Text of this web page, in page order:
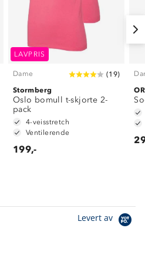
LAVPRIS
Dame (19)
Stormberg
Oslo bomull t-skjorte 2-
pack
4-veisstretch
Ventilerende
199,-
Levert av